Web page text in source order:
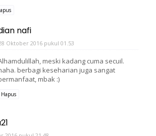
nafi
Oktober 2016 pukul 01.53
meski kadang cuma secuil.
berbagi keseharian juga sangat
mbak :)
Hapus